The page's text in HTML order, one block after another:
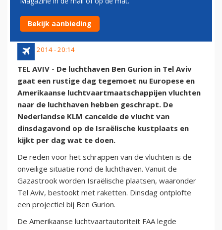
MAATSCHAPPIJEN NIET MEER
NAAR TEL AVIV
22 juli 2014 - 20:14
TEL AVIV - De luchthaven Ben Gurion in Tel Aviv
gaat een rustige dag tegemoet nu Europese en
Amerikaanse luchtvaartmaatschappijen vluchten
naar de luchthaven hebben geschrapt. De
Nederlandse KLM cancelde de vlucht van
dinsdagavond op de Israëlische kustplaats en
kijkt per dag wat te doen.
De reden voor het schrappen van de vluchten is de
onveilige situatie rond de luchthaven. Vanuit de
Gazastrook worden Israëlische plaatsen, waaronder
Tel Aviv, bestookt met raketten. Dinsdag ontplofte
een projectiel bij Ben Gurion.
De Amerikaanse luchtvaartautoriteit FAA legde
Bekijk aanbieding